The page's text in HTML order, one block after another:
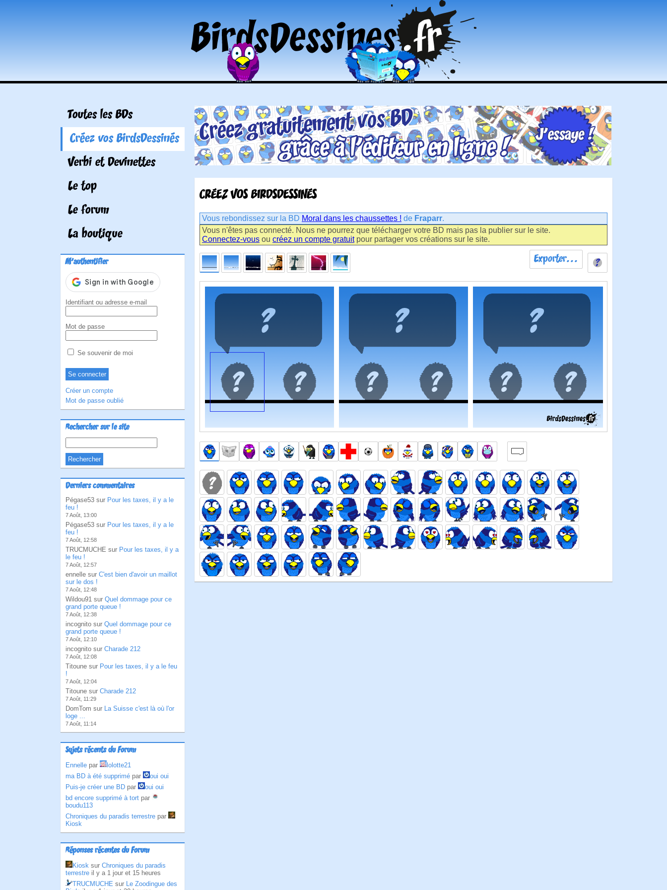
Toutes les BDs
Créez vos BirdsDessinés
Verbi et Devinettes
Le top
Le forum
La boutique
M'authentifier
Identifiant ou adresse e-mail
Mot de passe
Se souvenir de moi
Créer un compte
Mot de passe oublié
Rechercher sur le site
Derniers commentaires
Pégase53 sur Pour les taxes, il y a le
feu !
7 Août, 13:00
Pégase53 sur Pour les taxes, il y a le
feu !
7 Août, 12:58
TRUCMUCHE sur Pour les taxes, il y a
le feu !
7 Août, 12:57
ennelle sur C'est bien d'avoir un maillot
sur le dos !
7 Août, 12:48
Wildou91 sur Quel dommage pour ce
grand porte queue !
7 Août, 12:38
incognito sur Quel dommage pour ce
grand porte queue !
7 Août, 12:10
incognito sur Charade 212
7 Août, 12:08
Titoune sur Pour les taxes, il y a le feu
!
7 Août, 12:04
Titoune sur Charade 212
7 Août, 11:29
DomTom sur La Suisse c'est là où l'or
loge ...
7 Août, 11:14
Sujets récents du Forum
Ennelle par
lolotte21
ma BD à été supprimé par
oui oui
Puis-je créer une BD par
oui oui
bd encore supprimé à tort par
boudu113
Chroniques du paradis terrestre par
Kiosk
Réponses récentes du Forum
Kiosk sur Chroniques du paradis
terrestre il y a 1 jour et 15 heures
TRUCMUCHE sur Le Zoodingue des
CRÉEZ VOS BIRDSDESSINÉS
Vous rebondissez sur la BD Moral dans les chaussettes ! de Fraparr.
Vous n'êtes pas connecté. Nous ne pourrez que télécharger votre BD mais pas la publier sur le site.
Connectez-vous ou créez un compte gratuitpour partager vos créations sur le site.
Exporter...